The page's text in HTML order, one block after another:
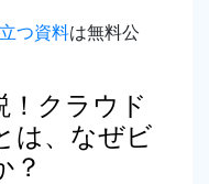
つ資料は無料公
！クラウド
は、なぜビ
？